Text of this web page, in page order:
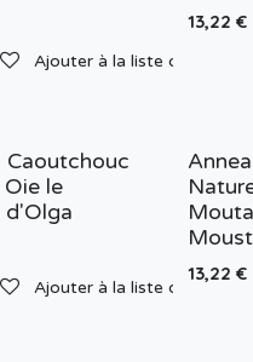
Ajouter à la liste de souhaits
13,22 €
Caoutchouc
le
d'Olga
Ajouter à la liste de souhaits
13,22 €